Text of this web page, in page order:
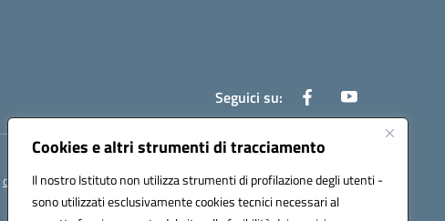
Cookies e altri strumenti di tracciamento
Il nostro Istituto non utilizza strumenti di profilazione degli utenti -
sono utilizzati esclusivamente cookies tecnici necessari al
Seguici su:
ctic83200r@pec.istruzione.it